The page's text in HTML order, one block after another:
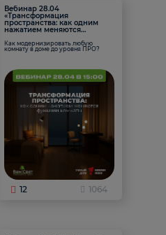
Вебинар 28.04
«Трансформация
пространства: как одним
нажатием меняются
Как модернизировать любую
комнату в доме до уровня ПРО?
12 1064